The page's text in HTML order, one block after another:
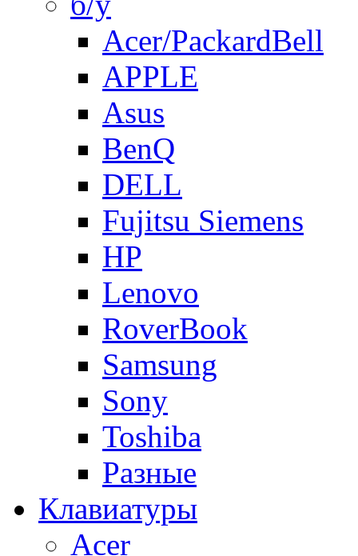
Acer/PackardBell
APPLE
Asus
BenQ
DELL
Fujitsu Siemens
HP
Lenovo
RoverBook
Samsung
Sony
Toshiba
Разные
Клавиатуры
Acer